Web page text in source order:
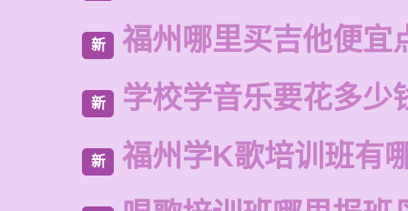
新 福州哪里买吉他便宜
新 学校学音乐要花多少
新 福州学K歌培训班有